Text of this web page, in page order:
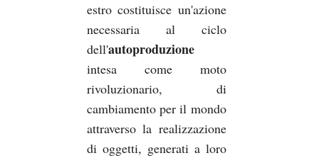
estro costituisce un'azione
necessaria al ciclo
dell'autoproduzione
intesa come moto
rivoluzionario, di
cambiamento per il mondo
attraverso la realizzazione
di oggetti, generati a loro